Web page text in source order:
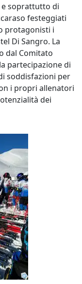
e soprattutto di
festeggiati
protagonisti i
Di Sangro. La
dal Comitato
partecipazione di
soddisfazioni per
i propri allenatori
dei